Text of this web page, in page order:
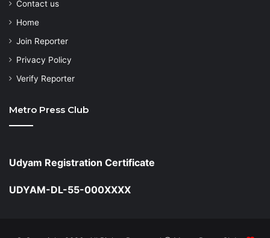
Contact us
Home
Join Reporter
Privacy Policy
Verify Reporter
Metro Press Club
Udyam Registration Certificate
UDYAM-DL-55-000XXXX